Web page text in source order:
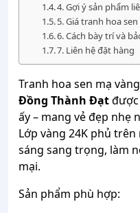
4. Gợi ý sản phẩm
5. Giá tranh hoa
6. Cách bày trí và
7. Liên hệ đặt hàng
Tranh hoa sen mạ
Đồng Thành Đạt
ấy – mang vẻ đẹp nhẹ
Lớp vàng 24K phủ
sáng sang trọng, làm
mại.
Sản phẩm phù hợp: